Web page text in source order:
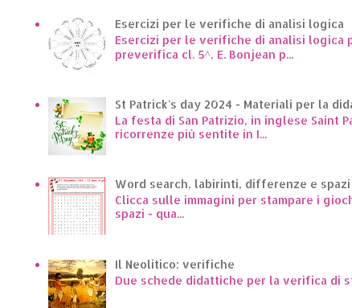
Esercizi per le verifiche di analisi logica
Esercizi per le verifiche di analisi logica
preverifica cl. 5^, E. Bonjean p...
St Patrick's day 2024 - Materiali per la
La festa di San Patrizio, in inglese Saint
ricorrenze più sentite in I...
Word search, labirinti, differenze e
Clicca sulle immagini per stampare i
spazi - qua...
Il Neolitico: verifiche
Due schede didattiche per la verifica di